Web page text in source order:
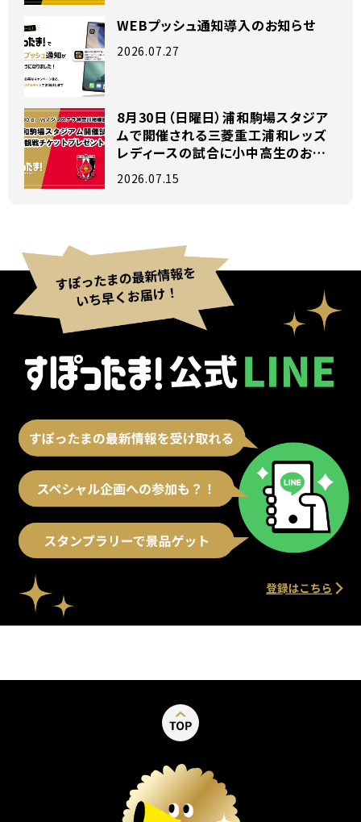
WEBプッシュ通知導入のお知らせ
2026.07.27
8月30日（日曜日）浦和駒場スタジア
ムで開催される三菱重工浦和レッズ
レディースの試合に小中高生のお子
様がいらっしゃるファミリー200組を
ご招待！！
2026.07.15